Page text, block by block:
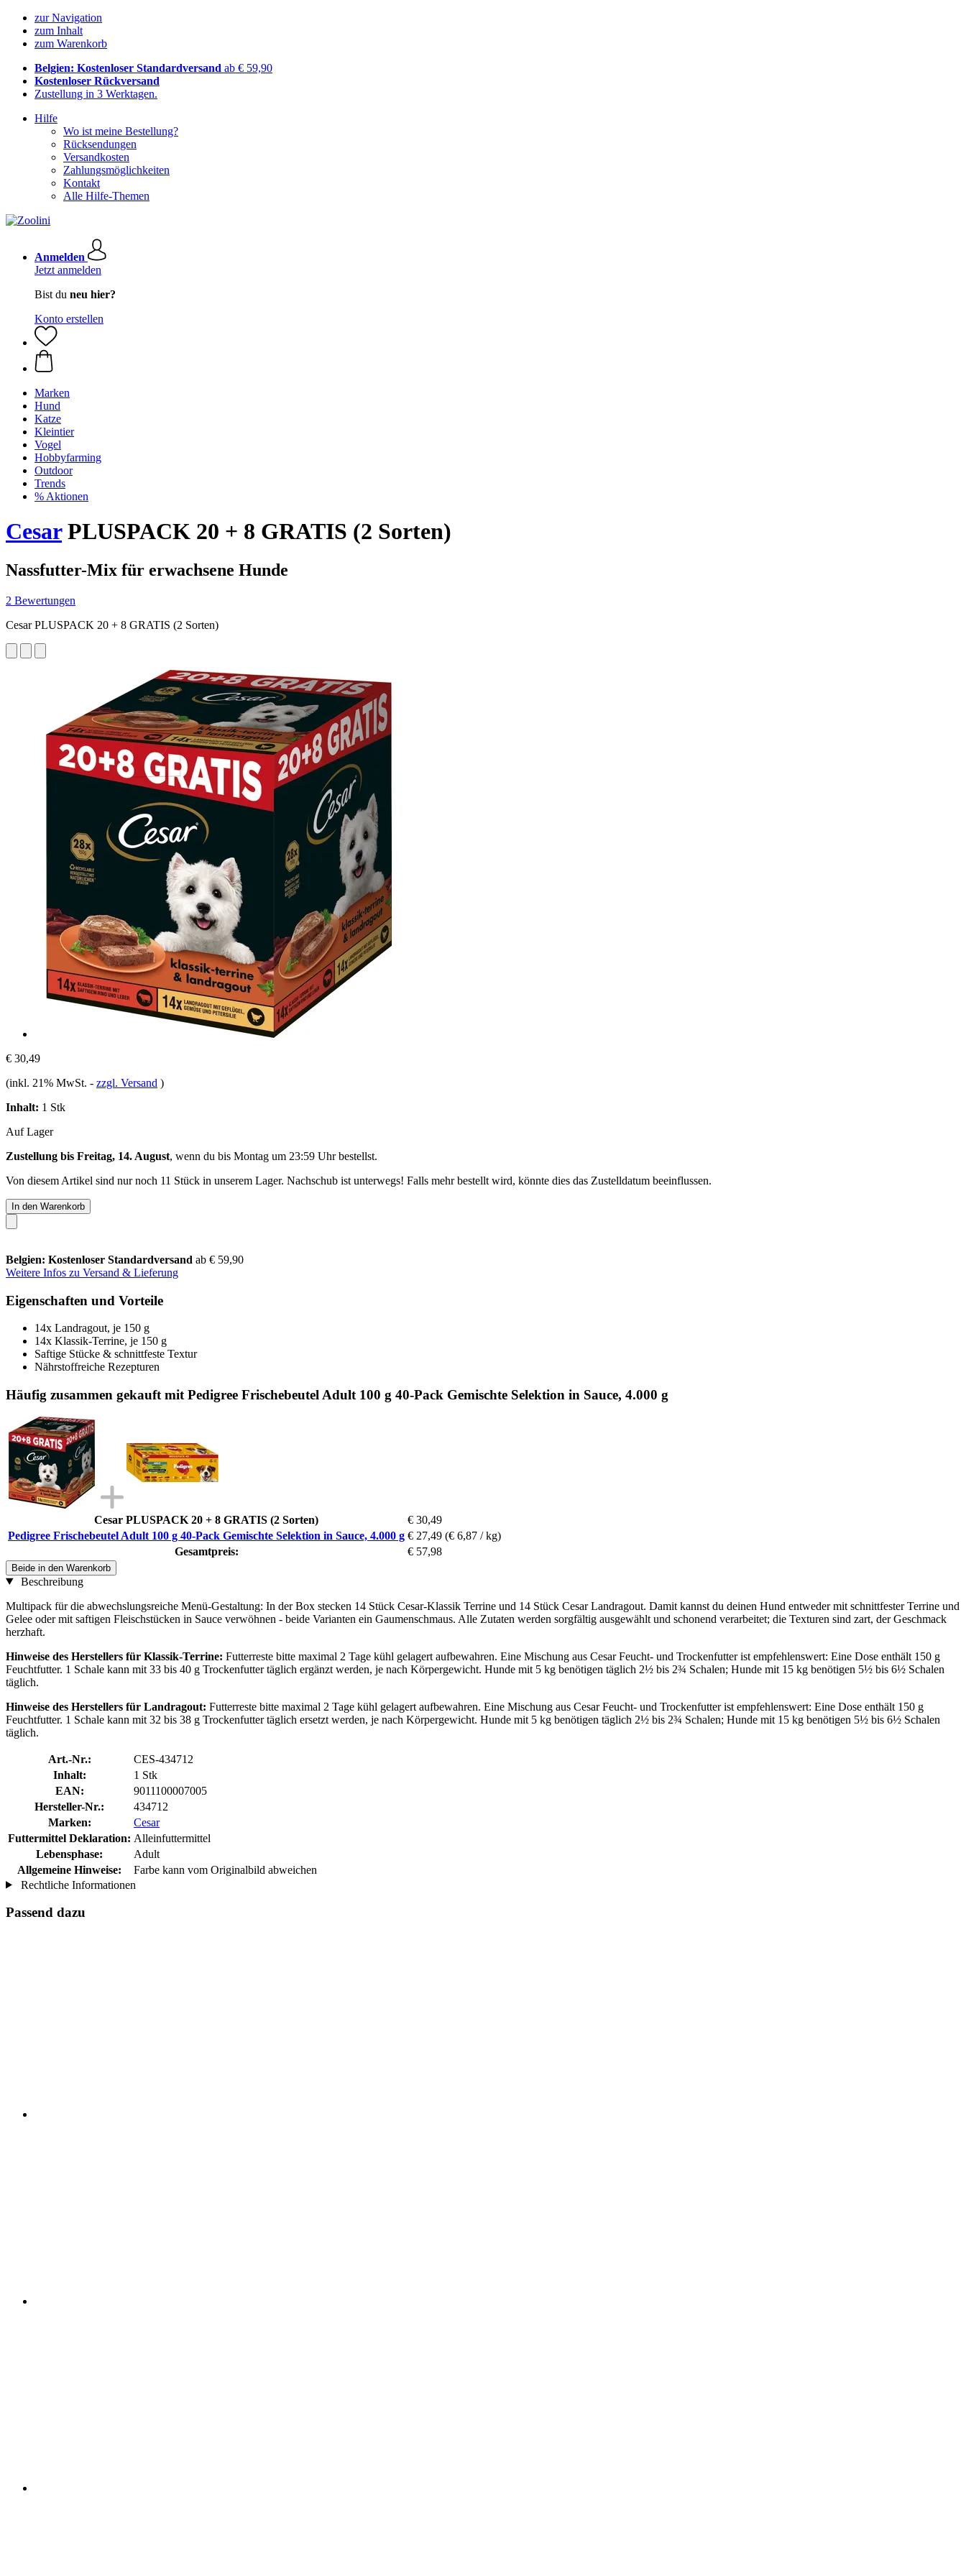
zur Navigation
zum Inhalt
zum Warenkorb
Belgien: Kostenloser Standardversand ab € 59,90
Kostenloser Rückversand
Zustellung in 3 Werktagen.
Hilfe
Wo ist meine Bestellung?
Rücksendungen
Versandkosten
Zahlungsmöglichkeiten
Kontakt
Alle Hilfe-Themen
Anmelden
Jetzt anmelden
Bist du neu hier?
Konto erstellen
Marken
Hund
Katze
Kleintier
Vogel
Hobbyfarming
Outdoor
Trends
% Aktionen
CesarPLUSPACK 20 + 8 GRATIS (2 Sorten)
Nassfutter-Mix für erwachsene Hunde
2 Bewertungen
Cesar PLUSPACK 20 + 8 GRATIS (2 Sorten)
€ 30,49
(inkl. 21% MwSt. - zzgl. Versand )
Inhalt: 1 Stk
Auf Lager
Zustellung bis Freitag, 14. August, wenn du bis Montag um 23:59 Uhrbestellst.
Von diesem Artikel sind nur noch 11 Stück in unserem Lager. Nachschub ist unterwegs! Falls mehr bestellt wird, könnte dies das Zustelldatum beeinflussen.
In den Warenkorb
Belgien: Kostenloser Standardversand ab € 59,90
Weitere Infos zu Versand & Lieferung
Eigenschaften und Vorteile
14x Landragout, je 150 g
14x Klassik-Terrine, je 150 g
Saftige Stücke & schnittfeste Textur
Nährstoffreiche Rezepturen
Häufig zusammen gekauft mit Pedigree Frischebeutel Adult 100 g 40-Pack Gemischte Selektion in Sauce, 4.000 g
Cesar PLUSPACK 20 + 8 GRATIS (2 Sorten)
€ 30,49
Pedigree Frischebeutel Adult 100 g 40-Pack Gemischte Selektion in Sauce, 4.000 g € 27,49 (€ 6,87 / kg)
Gesamtpreis:
€ 57,98
Beide in den Warenkorb
Beschreibung
Multipack für die abwechslungsreiche Menü-Gestaltung: In der Box stecken 14 Stück Cesar-Klassik Terrine und 14 Stück Cesar Landragout. Damit kannst du deinen Hund entweder mit schnittfester Terrine und
Gelee oder mit saftigen Fleischstücken in Sauce verwöhnen - beide Varianten ein Gaumenschmaus. Alle Zutaten werden sorgfältig ausgewählt und schonend verarbeitet; die Texturen sind zart, der Geschmack
herzhaft.
Hinweise des Herstellers für Klassik-Terrine: Futterreste bitte maximal 2 Tage kühl gelagert aufbewahren. Eine Mischung aus Cesar Feucht- und Trockenfutter ist empfehlenswert: Eine Dose enthält 150 g
Feuchtfutter. 1 Schale kann mit 33 bis 40 g Trockenfutter täglich ergänzt werden, je nach Körpergewicht. Hunde mit 5 kg benötigen täglich 2½ bis 2¾ Schalen; Hunde mit 15 kg benötigen 5½ bis 6½ Schalen
täglich.
Hinweise des Herstellers für Landragout: Futterreste bitte maximal 2 Tage kühl gelagert aufbewahren. Eine Mischung aus Cesar Feucht- und Trockenfutter ist empfehlenswert: Eine Dose enthält 150 g
Feuchtfutter. 1 Schale kann mit 32 bis 38 g Trockenfutter täglich ersetzt werden, je nach Körpergewicht. Hunde mit 5 kg benötigen täglich 2½ bis 2¾ Schalen; Hunde mit 15 kg benötigen 5½ bis 6½ Schalen
täglich.
Art.-Nr.:
CES-434712
Inhalt:
1 Stk
EAN:
9011100007005
Hersteller-Nr.:
434712
Marken:
Cesar
Futtermittel Deklaration: Alleinfuttermittel
Lebensphase:
Adult
Allgemeine Hinweise:
Farbe kann vom Originalbild abweichen
Rechtliche Informationen
Passend dazu